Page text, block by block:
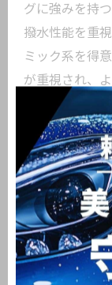
グに強みを持
撥水性能を重
ミック系を得
が重視され、
また、ポリマ
手軽さやコス
ーにも人気が
体制もメーカ
は公式情報を
口コミや専門
車両や使用環